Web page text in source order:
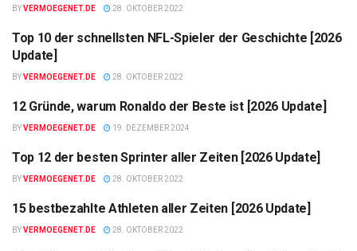
BYVERMOEGENET.DE 28. OKTOBER 2022
LISTE
Top 10 der schnellsten NFL-Spieler der Geschichte [2026
Update]
BYVERMOEGENET.DE 28. OKTOBER 2022
LISTE
12 Gründe, warum Ronaldo der Beste ist [2026 Update]
BYVERMOEGENET.DE 19. DEZEMBER 2024
LISTE
Top 12 der besten Sprinter aller Zeiten [2026 Update]
BYVERMOEGENET.DE 28. OKTOBER 2022
LISTE
15 bestbezahlte Athleten aller Zeiten [2026 Update]
BYVERMOEGENET.DE 28. OKTOBER 2022